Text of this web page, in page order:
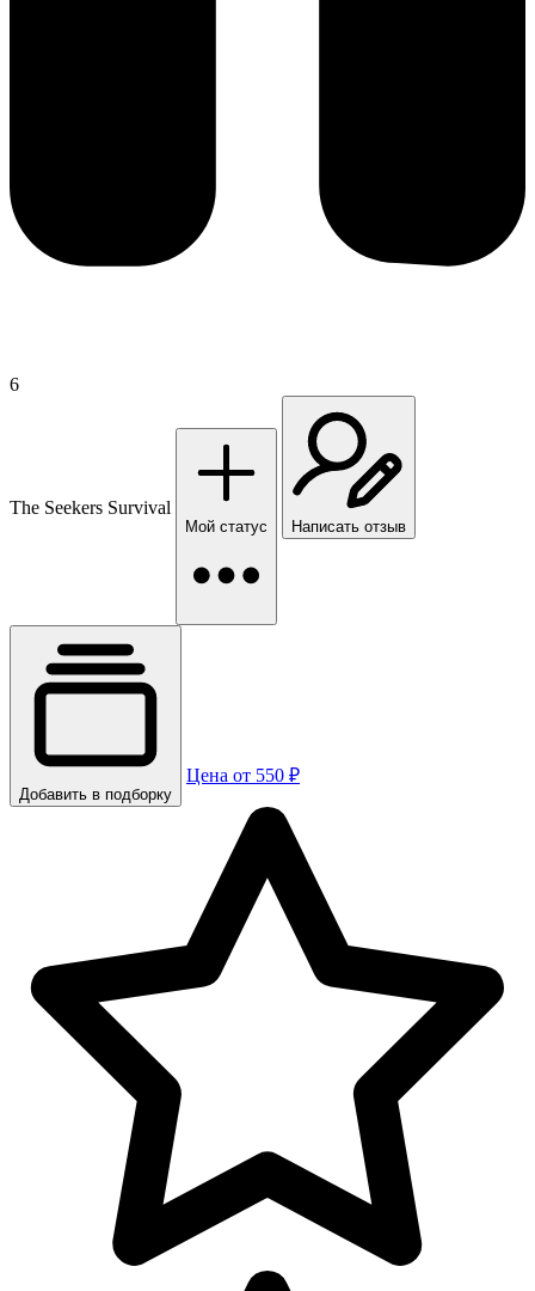
6
The Seekers Survival
Мой статус Написать отзыв
Добавить в подборку
Цена от 550 ₽